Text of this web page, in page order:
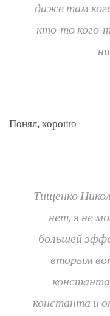
даже там
кто-то кого-
Понял, хорошо
Тищенко
нет, я не
большей
вторым
константа и